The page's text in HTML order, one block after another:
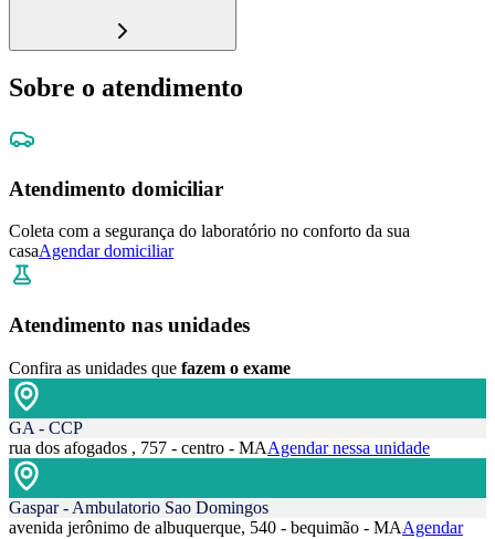
Sobre o atendimento
Atendimento domiciliar
Coleta com a segurança do laboratório no conforto da sua
casaAgendar domiciliar
Atendimento nas unidades
Confira as unidades que fazem o exame
GA - CCP
rua dos afogados , 757 - centro - MAAgendar nessa unidade
Gaspar - Ambulatorio Sao Domingos
avenida jerônimo de albuquerque, 540 - bequimão - MAAgendar